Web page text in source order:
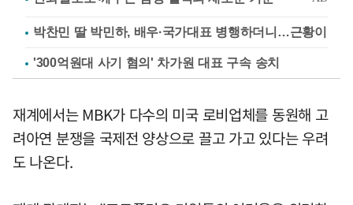
박찬민 딸 박민하, 배우·국가대표 병행하더니…근황이
'300억원대 사기 혐의' 차가원 대표 구속 송치
재계에서는 MBK가 다수의 미국 로비업체를 동원해 고
려아연 분쟁을 국제전 양상으로 끌고 가고 있다는 우려
도 나온다.